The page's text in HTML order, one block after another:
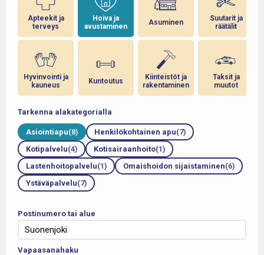
Apteekit ja
terveys
Hyvinvointi ja
kauneus
Hoiva ja
avustaminen
Kuntoutus
Asuminen
Kiinteistöt ja
rakentaminen
Suutarit ja
räätälit
Taksit ja
muutot
Tarkenna alakategorialla
Asiointiapu(8) Henkilökohtainen apu(7)
Kotipalvelu(4) Kotisairaanhoito(1)
Lastenhoitopalvelu(1) Omaishoidon sijaistaminen(6)
Ystäväpalvelu(7)
Postinumero tai alue
Vapaasanahaku